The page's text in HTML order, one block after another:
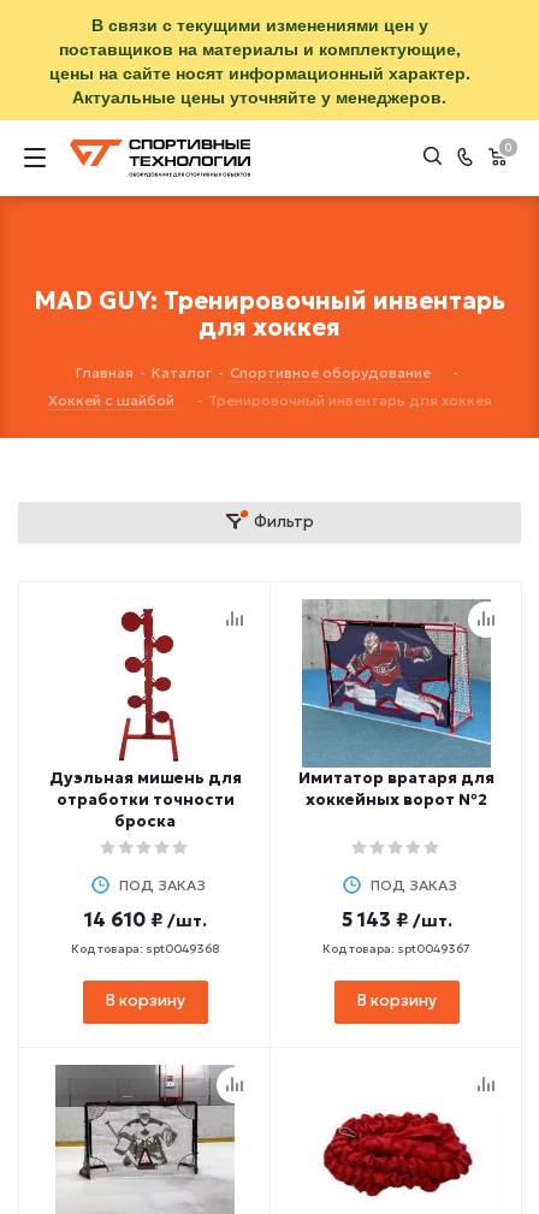
В связи с текущими изменениями цен у
поставщиков на материалы и комплектующие,
цены на сайте носят информационный характер.
Актуальные цены уточняйте у менеджеров.
0
MAD GUY: Тренировочный инвентарь
для хоккея
Главная - Каталог - Спортивное оборудование
-
Хоккей с шайбой
- Тренировочный инвентарь для хоккея
Фильтр
Дуэльная мишень для
отработки точности
броска
ПОД ЗАКАЗ
14 610 ₽ /шт.
Код товара: spt0049368
В корзину
Имитатор вратаря для
хоккейных ворот №2
ПОД ЗАКАЗ
5 143 ₽ /шт.
Код товара: spt0049367
В корзину